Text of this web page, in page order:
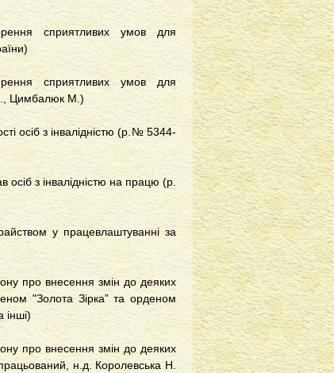
сприятливих умов для
сприятливих умов для
Цимбалюк М.)
осіб з інвалідністю (р.№ 5344-
з інвалідністю на працю (р.
у працевлаштуванні за
про внесення змін до деяких
"Золота Зірка” та орденом
інші)
про внесення змін до деяких
н.д. Королевська Н.